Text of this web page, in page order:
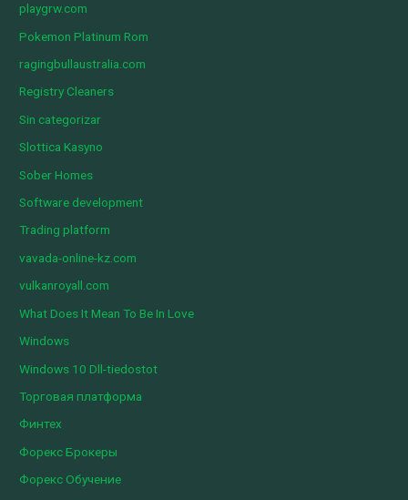
playgrw.com
Pokemon Platinum Rom
ragingbullaustralia.com
Registry Cleaners
Sin categorizar
Slottica Kasyno
Sober Homes
Software development
Trading platform
vavada-online-kz.com
vulkanroyall.com
What Does It Mean To Be In Love
Windows
Windows 10 Dll-tiedostot
Торговая платформа
Финтех
Форекс Брокеры
Форекс Обучение